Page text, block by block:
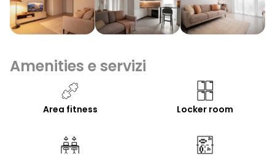
Amenities e servizi
Area fitness Locker room